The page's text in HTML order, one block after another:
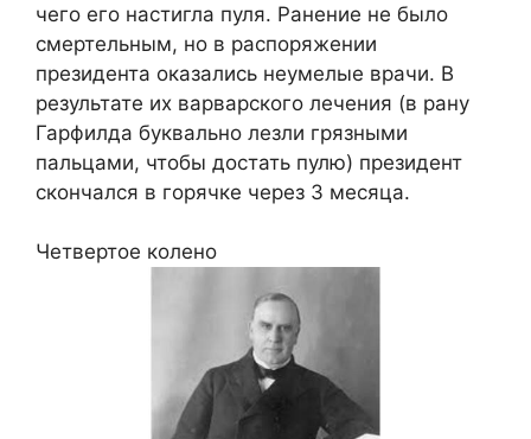
чего его настигла пуля. Ранение не было
смертельным, но в распоряжении
президента оказались неумелые врачи. В
результате их варварского лечения (в рану
Гарфилда буквально лезли грязными
пальцами, чтобы достать пулю) президент
скончался в горячке через 3 месяца.
Четвертое колено